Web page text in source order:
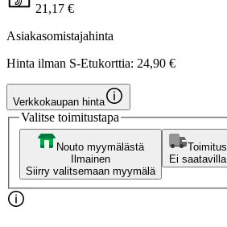
21,17 €
Asiakasomistajahinta
Hinta ilman S-Etukorttia: 24,90 €
Verkkokaupan hinta
Valitse toimitustapa
Nouto myymälästä
Ilmainen
Siirry valitsemaan myymälä
Toimitus
Ei saatavilla